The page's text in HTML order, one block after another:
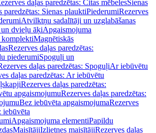
daļas paredzētas: Citas mēbelesSienas
paredzētas: Sienas plauktiPiederumiRezerves
Atvilktņu sadalītāji un uzglabāšanas
dvieļu āķiApgaismojuma
Magnētiskās
Rezerves daļas paredzētas:
piederumiSpoguļi un
daļas paredzētas: SpoguļiAr iebūvētu
daļas paredzētas: Ar iebūvētu
Rezerves daļas paredzētas:
apgaismojumuRezerves daļas paredzētas:
Bez iebūvēta apgaismojumaRezerves
iebūvēta
Apgaismojuma elementiPapildu
MaisītājiIzlietnes maisītājiRezerves daļas